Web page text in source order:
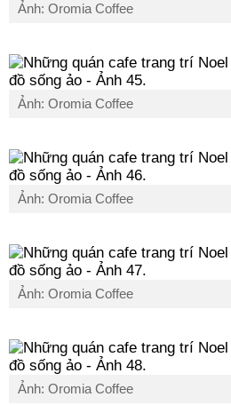
Ảnh: Oromia Coffee
Ảnh: Oromia Coffee
Ảnh: Oromia Coffee
Ảnh: Oromia Coffee
Ảnh: Oromia Coffee